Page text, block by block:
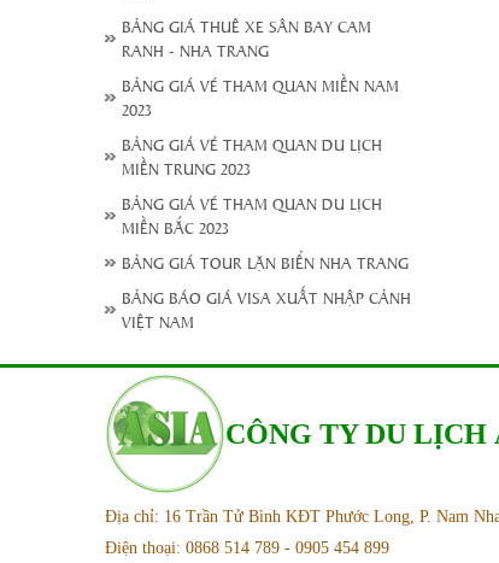
BẢNG GIÁ THUÊ XE SÂN BAY CAM
RANH - NHA TRANG
BẢNG GIÁ VÉ THAM QUAN MIỀN NAM
2023
BẢNG GIÁ VÉ THAM QUAN DU LỊCH
MIỀN TRUNG 2023
BẢNG GIÁ VÉ THAM QUAN DU LỊCH
MIỀN BẮC 2023
BẢNG GIÁ TOUR LẶN BIỂN NHA TRANG
BẢNG BÁO GIÁ VISA XUẤT NHẬP CẢNH
VIỆT NAM
CÔNG TY DU LỊCH
Địa chỉ: 16 Trần Tử Bình KĐT Phước Long, P. Nam
Điện thoại: 0868 514 789 - 0905 454 899